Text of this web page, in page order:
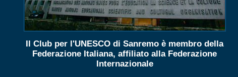
Il Club per l'UNESCO di Sanremo è membro della
Federazione Italiana, affiliato alla Federazione
Internazionale